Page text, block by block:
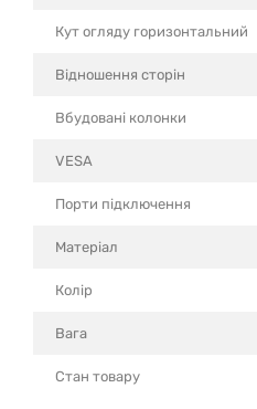
Кут огляду горизонтальний
Відношення сторін
Вбудовані колонки
VESA
Порти підключення
Матеріал
Колір
Вага
Стан товару